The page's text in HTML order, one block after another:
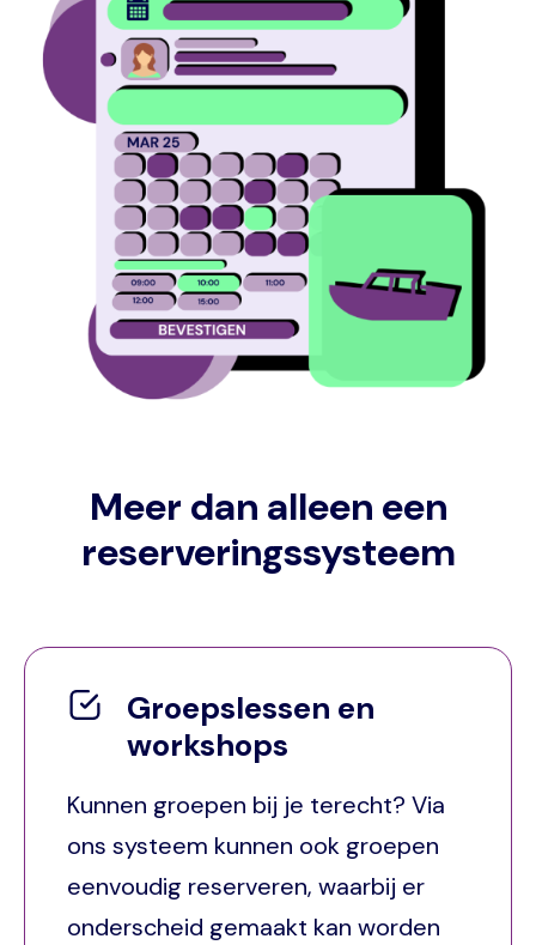
Meer dan alleen een
reserveringssysteem
Groepslessen en
workshops
Kunnen groepen bij je terecht? Via
ons systeem kunnen ook groepen
eenvoudig reserveren, waarbij er
onderscheid gemaakt kan worden